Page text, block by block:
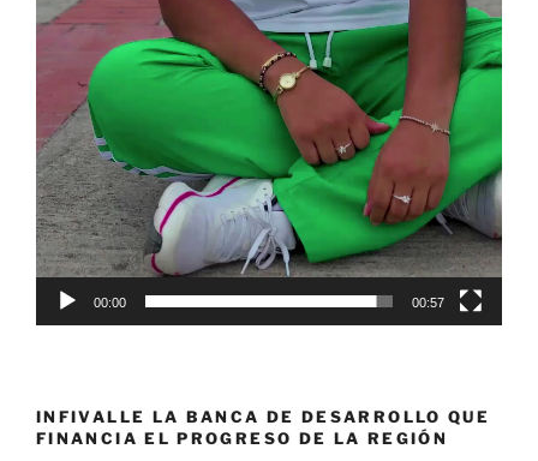
00:00 00:57
INFIVALLE LA BANCA DE DESARROLLO QUE
FINANCIA EL PROGRESO DE LA REGIÓN